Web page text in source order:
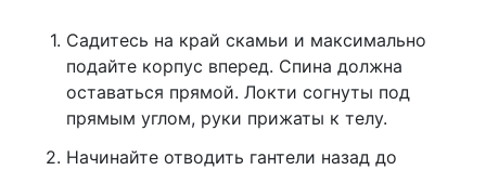
Садитесь на край скамьи и максимально
подайте корпус вперед. Спина должна
оставаться прямой. Локти согнуты под
прямым углом, руки прижаты к телу.
Начинайте отводить гантели назад до